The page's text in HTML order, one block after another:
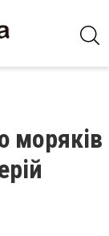
моряків